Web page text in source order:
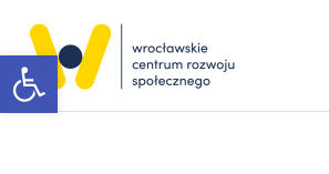
Otwórz pasek narzędzi
treści